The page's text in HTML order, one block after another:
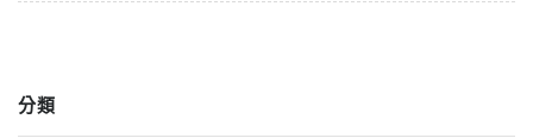
分類